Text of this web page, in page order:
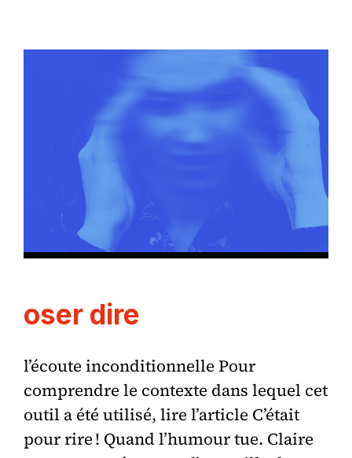
oser dire
l’écoute inconditionnelle Pour
comprendre le contexte dans lequel cet
outil a été utilisé, lire l’article C’était
pour rire ! Quand l’humour tue. Claire